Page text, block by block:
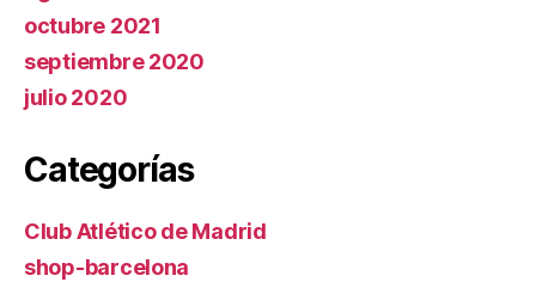
octubre 2021
septiembre 2020
julio 2020
Categorías
Club Atlético de Madrid
shop-barcelona